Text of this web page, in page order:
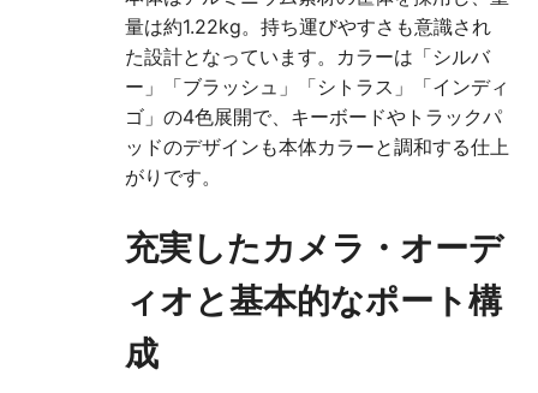
量は約1.22kg。持ち運びやすさも意識され
た設計となっています。カラーは「シルバ
ー」「ブラッシュ」「シトラス」「インディ
ゴ」の4色展開で、キーボードやトラックパ
ッドのデザインも本体カラーと調和する仕上
がりです。
充実したカメラ・オーデ
ィオと基本的なポート構
成